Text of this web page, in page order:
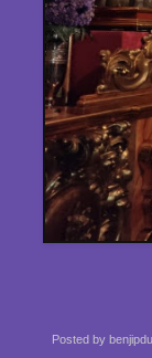
Posted by